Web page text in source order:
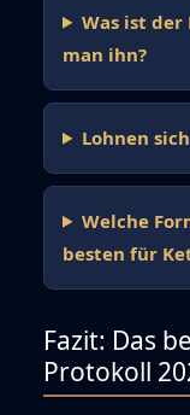
Was ist
man ihn?
Lohnen
Welche
besten für
Fazit: Das
Protokoll